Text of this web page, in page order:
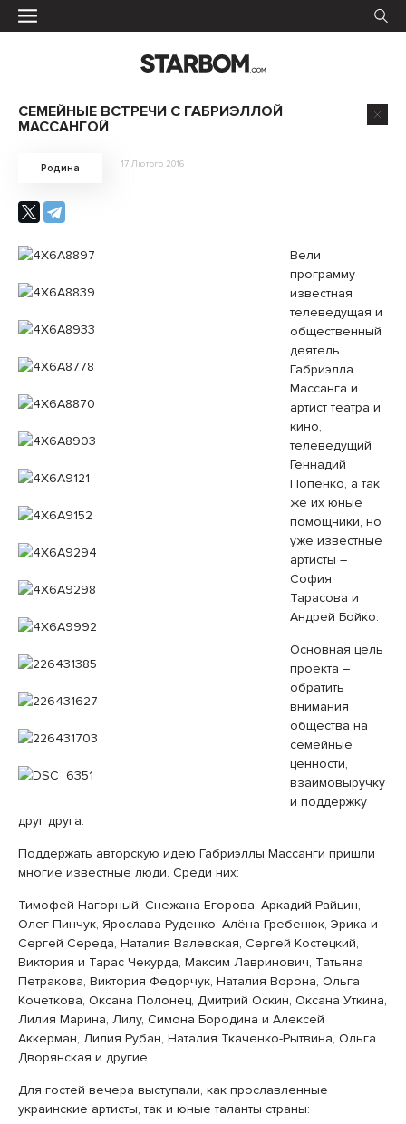
СЕМЕЙНЫЕ ВСТРЕЧИ С ГАБРИЭЛЛОЙ
МАССАНГОЙ
Родина 17 Лютого 2016
Вели
программу
известная
телеведущая и
общественный
деятель
Габриэлла
Массанга и
артист театра и
кино,
телеведущий
Геннадий
Попенко, а так
же их юные
помощники, но
уже известные
артисты –
София
Тарасова и
Андрей Бойко.
Основная цель
проекта –
обратить
внимания
общества на
семейные
ценности,
взаимовыручку
и поддержку
друг друга.
Поддержать авторскую идею Габриэллы Массанги пришли
многие известные люди. Среди них:
Тимофей Нагорный, Снежана Егорова, Аркадий Райцин,
Олег Пинчук, Ярослава Руденко, Алёна Гребенюк, Эрика и
Сергей Середа, Наталия Валевская, Сергей Костецкий,
Виктория и Тарас Чекурда, Максим Лавринович, Татьяна
Петракова, Виктория Федорчук, Наталия Ворона, Ольга
Кочеткова, Оксана Полонец, Дмитрий Оскин, Оксана Уткина,
Лилия Марина, Лилу, Симона Бородина и Алексей
Аккерман, Лилия Рубан, Наталия Ткаченко-Рытвина, Ольга
Дворянская и другие.
Для гостей вечера выступали, как прославленные
украинские артисты, так и юные таланты страны: